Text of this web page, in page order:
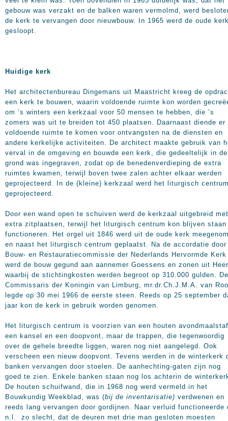
gebouw was verzakt en de balken waren vermolmd, werd
de kerk te vervangen door nieuwbouw. In 1965 werd de oude
gesloopt.
Huidige kerk
Het architectenbureau Dingemans uit Maastricht kreeg de
een kerk te bouwen, waarin voldoende ruimte kon worden
om ’s winters een kerkzaal voor 50 mensen te hebben, die ’s
zomers was uit te breiden tot 450 plaatsen. Daarnaast diende er
voldoende ruimte te komen voor ontvangsten na de diensten en
andere kerkelijke activiteiten. De architect maakte gebruik van
verval in de omgeving en bouwde een kerk, die gedeeltelijk in de
grond was ingegraven, zodat op de benedenverdieping de extra
ruimtes kwamen, terwijl boven twee zalen achter elkaar werden
geprojecteerd. In de (kleine) kerkzaal werd het liturgisch
geprojecteerd.
Door een wand open te schuiven werd de kerkzaal uitgebreid
extra zitplaatsen, terwijl het liturgisch centrum kon blijven staan
functioneren. Het orgel uit 1846 werd uit de oude kerk
en naast het liturgisch centrum geplaatst. Na de accordatie door
Bouw- en Restauratiecommissie der Nederlands Hervormde Kerk
werd de bouw gegund aan aannemer Goessens en zonen uit
waarbij de stichtingkosten werden begroot op 310.000 gulden. De
Commissaris der Koningin van Limburg, mr.dr.Ch.J.M.A. van
legde op 30 mei 1966 de eerste steen. Reeds op 25 september
jaar kon de kerk in gebruik worden genomen.
Het liturgisch centrum is voorzien van een houten
een kansel en een doopvont, maar de trappen, die tegenwoordig
over de gehele breedte liggen, waren nog niet aangelegd. Ook
verscheen een nieuw doopvont. Tevens werden in de winterkerk
banken vervangen door stoelen. De aanhechting-gaten zijn nog
goed te zien. Enkele banken staan nog los achterin de
De houten schuifwand, die in 1968 nog werd vermeld in het
Bouwkundig Weekblad, was (bij de inventarisatie) verdwenen en
reeds lang vervangen door gordijnen. Naar verluid functioneerde
n.l. zo slecht, dat de deuren met drie man gesloten moesten